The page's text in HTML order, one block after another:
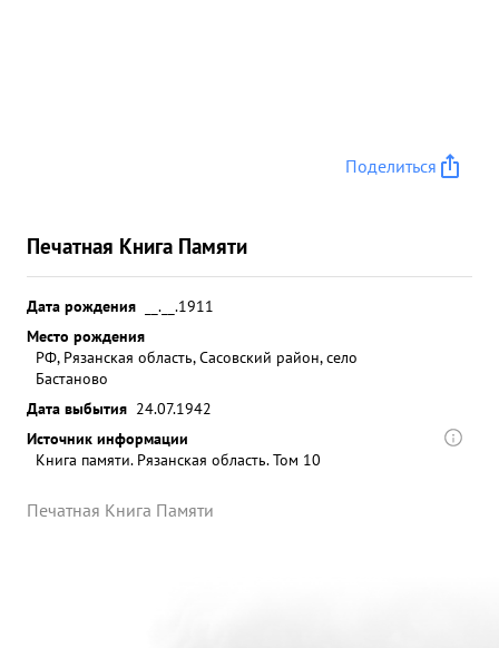
Поделиться
Печатная Книга Памяти
Дата рождения
__.__.1911
Место рождения
РФ, Рязанская область, Сасовский район, село
Бастаново
Дата выбытия 24.07.1942
Источник информации
Книга памяти. Рязанская область. Том 10
Печатная Книга Памяти